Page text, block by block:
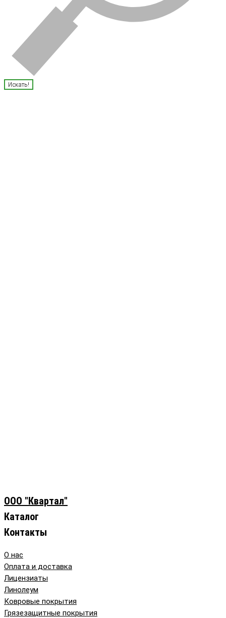
Искать!
ООО "Квартал"
Каталог
Контакты
О нас
Оплата и доставка
Лицензиаты
Линолеум
Ковровые покрытия
Грязезащитные покрытия